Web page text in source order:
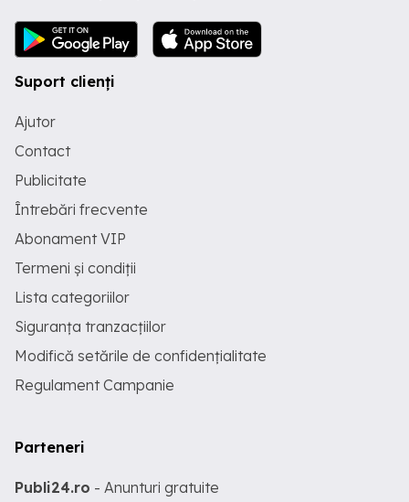
Suport clienți
Ajutor
Contact
Publicitate
Întrebări frecvente
Abonament VIP
Termeni și condiții
Lista categoriilor
Siguranța tranzacțiilor
Modifică setările de confidențialitate
Regulament Campanie
Parteneri
Publi24.ro - Anunturi gratuite